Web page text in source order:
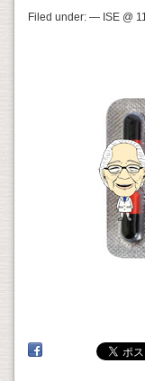
Filed under: — ISE @